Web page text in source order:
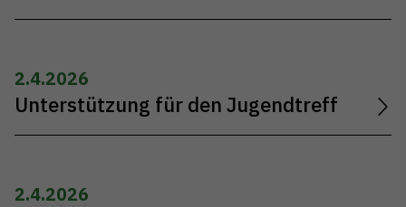
2.4.2026
Unterstützung für den Jugendtreff
2.4.2026